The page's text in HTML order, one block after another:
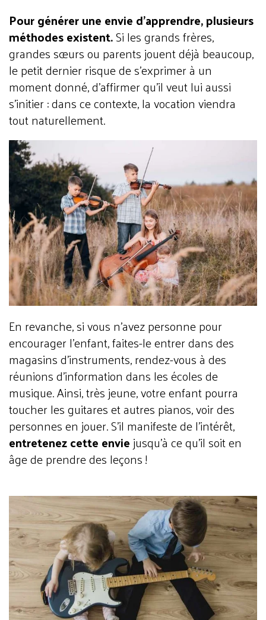
Pour générer une envie d’apprendre, plusieurs
méthodes existent.Si les grands frères,
grandes sœurs ou parents jouent déjà beaucoup,
le petit dernier risque de s’exprimer à un
moment donné, d’affirmer qu’il veut lui aussi
s'initier : dans ce contexte, la vocation viendra
tout naturellement.
En revanche, si vous n’avez personne pour
encourager l’enfant, faites-le entrer dans des
magasins d'instruments, rendez-vous à des
réunions d’information dans les écoles de
musique. Ainsi, très jeune, votre enfant pourra
toucher les guitares et autres pianos, voir des
personnes en jouer. S’il manifeste de l’intérêt,
entretenez cette enviejusqu’à ce qu’il soit en
âge de prendre des leçons !